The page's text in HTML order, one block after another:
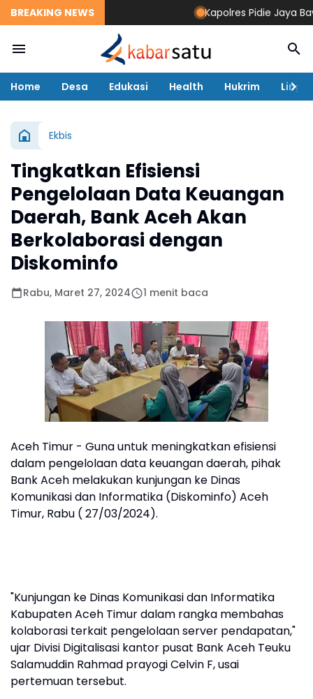
BREAKING NEWS Kapolres Pidie Jaya
Home Desa Edukasi Health Hukrim
Ekbis
Tingkatkan Efisiensi
Pengelolaan Data Keuangan
Daerah, Bank Aceh Akan
Berkolaborasi dengan
Diskominfo
Rabu, Maret 27, 2024 1 menit baca
Aceh Timur - Guna untuk meningkatkan efisiensi
dalam pengelolaan data keuangan daerah, pihak
Bank Aceh melakukan kunjungan ke Dinas
Komunikasi dan Informatika (Diskominfo) Aceh
Timur, Rabu ( 27/03/2024).
"Kunjungan ke Dinas Komunikasi dan Informatika
Kabupaten Aceh Timur dalam rangka membahas
kolaborasi terkait pengelolaan server pendapatan,"
ujar Divisi Digitalisasi kantor pusat Bank Aceh Teuku
Salamuddin Rahmad prayogi Celvin F, usai
pertemuan tersebut.